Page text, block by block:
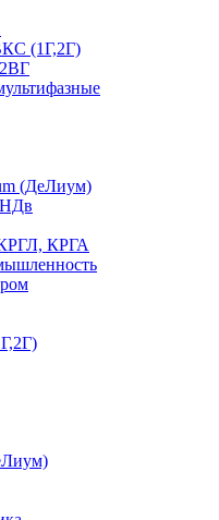
(1Г,2Г)
(ДеЛиум)
КРГА